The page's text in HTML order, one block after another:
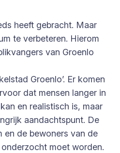
heeft gebracht. Maar
te verbeteren. Hierom
van Groenlo
Groenlo’. Er komen
dat mensen langer in
en realistisch is, maar
aandachtspunt. De
en de bewoners van de
moet worden.